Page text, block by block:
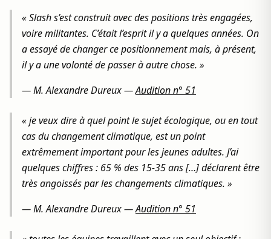
« Slash s’est construit avec des positions très engagées,
voire militantes. C’était l’esprit il y a quelques années. On
a essayé de changer ce positionnement mais, à présent,
il y a une volonté de passer à autre chose. »
—M. Alexandre Dureux—Audition n° 51
« je veux dire à quel point le sujet écologique, ou en tout
cas du changement climatique, est un point
extrêmement important pour les jeunes adultes. J’ai
quelques chiffres : 65 % des 15-35 ans […] déclarent être
très angoissés par les changements climatiques. »
—M. Alexandre Dureux—Audition n° 51